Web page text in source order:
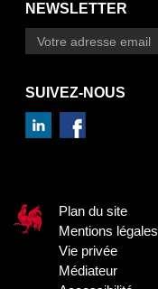
NEWSLETTER
SUIVEZ-NOUS
Plan du site
Mentions légales
Vie privée
Médiateur